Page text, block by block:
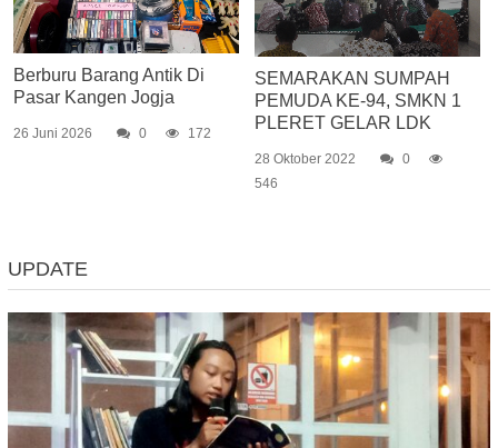
Berburu Barang Antik Di
Pasar Kangen Jogja
26 Juni 2026 0 172
SEMARAKAN SUMPAH
PEMUDA KE-94, SMKN 1
PLERET GELAR LDK
28 Oktober 2022
0
546
UPDATE